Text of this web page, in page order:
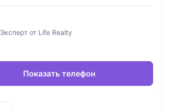
Эксперт от Life Realty
Показать телефон